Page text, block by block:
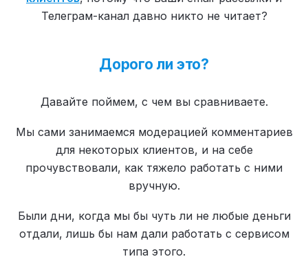
Телеграм-канал давно никто не читает?
Дорого ли это?
Давайте поймем, с чем вы сравниваете.
Мы сами занимаемся модерацией комментариев
для некоторых клиентов, и на себе
прочувствовали, как тяжело работать с ними
вручную.
Были дни, когда мы бы чуть ли не любые деньги
отдали, лишь бы нам дали работать с сервисом
типа этого.